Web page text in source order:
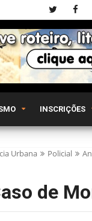
INSCRIÇÕES
Urbana Policial
de